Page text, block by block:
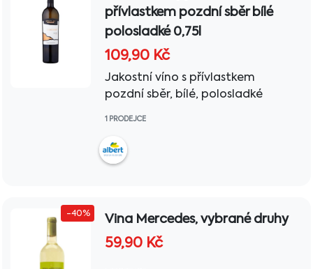
přívlastkem pozdní sběr bílé
polosladké 0,75l
109,90 Kč
Jakostní víno s přívlastkem
pozdní sběr, bílé, polosladké
1 PRODEJCE
-40% Vina Mercedes, vybrané druhy
59,90 Kč